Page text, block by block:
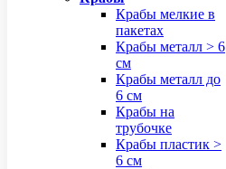
Крабы мелкие в
пакетах
Крабы металл > 6
см
Крабы металл до
6 см
Крабы на
трубочке
Крабы пластик >
6 см